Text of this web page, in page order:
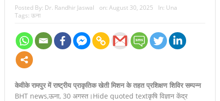
Posted By: Dr. Randhir Jaswal on: August 30, 2025 In: Una
Tags: ऊना
केवीके रामपुर में राष्ट्रीय प्राकृतिक खेती मिशन के तहत प्रशिक्षण शिविर सम्पन्न
BHT news,ऊना, 30 अगस्त।Hide quoted textकृषि विज्ञान केंद्र